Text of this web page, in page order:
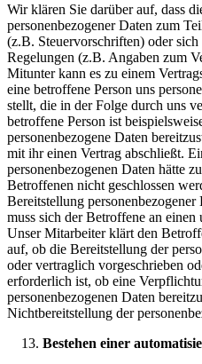
Wir klären Sie darüber auf, dass
personenbezogener Daten zum
(z.B. Steuervorschriften) oder sich
Regelungen (z.B. Angaben zum
Mitunter kann es zu einem
eine betroffene Person uns
stellt, die in der Folge durch uns
betroffene Person ist
personenbezogene Daten
mit ihr einen Vertrag abschließt.
personenbezogenen Daten hätte
Betroffenen nicht geschlossen
Bereitstellung
muss sich der Betroffene an
Unser Mitarbeiter klärt den
auf, ob die Bereitstellung der
oder vertraglich vorgeschrieben
erforderlich ist, ob eine
personenbezogenen Daten
Nichtbereitstellung der
Bestehen einer